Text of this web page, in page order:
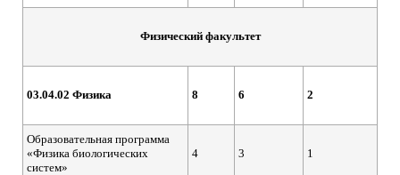
Физический факультет
03.04.02 Физика 8 6 2
Образовательная программа
«Физика биологических
систем»
4 3 1